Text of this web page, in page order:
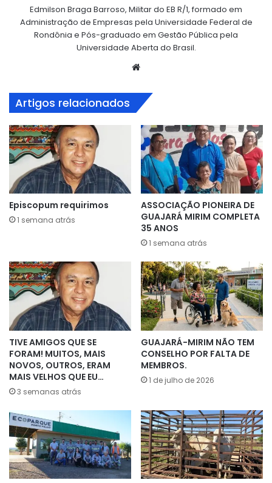
Edmilson Braga Barroso, Militar do EB R/1, formado em
Administração de Empresas pela Universidade Federal de
Rondônia e Pós-graduado em Gestão Pública pela
Universidade Aberta do Brasil.
Artigos relacionados
Episcopum requirimos
1 semana atrás
ASSOCIAÇÃO PIONEIRA DE
GUAJARÁ MIRIM COMPLETA
35 ANOS
1 semana atrás
TIVE AMIGOS QUE SE
FORAM! MUITOS, MAIS
NOVOS, OUTROS, ERAM
MAIS VELHOS QUE EU…
3 semanas atrás
GUAJARÁ-MIRIM NÃO TEM
CONSELHO POR FALTA DE
MEMBROS.
1 de julho de 2026